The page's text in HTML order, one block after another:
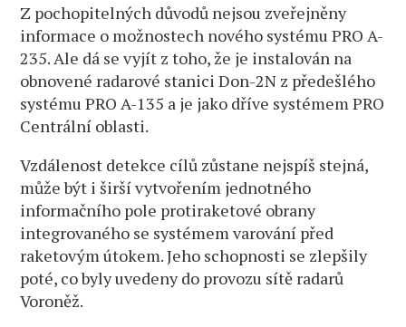
Z pochopitelných důvodů nejsou zveřejněny
informace o možnostech nového systému PRO A-
235. Ale dá se vyjít z toho, že je instalován na
obnovené radarové stanici Don-2N z předešlého
systému PRO A-135 a je jako dříve systémem PRO
Centrální oblasti.
Vzdálenost detekce cílů zůstane nejspíš stejná,
může být i širší vytvořením jednotného
informačního pole protiraketové obrany
integrovaného se systémem varování před
raketovým útokem. Jeho schopnosti se zlepšily
poté, co byly uvedeny do provozu sítě radarů
Voroněž.